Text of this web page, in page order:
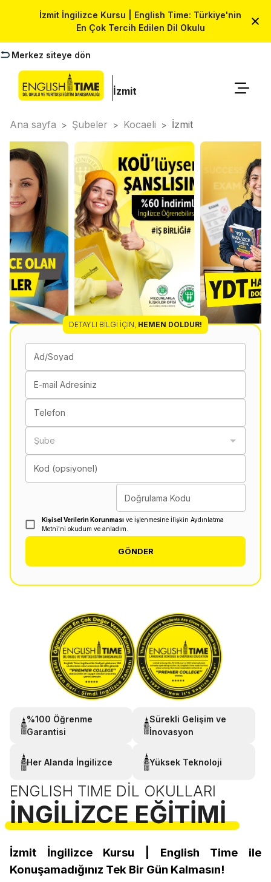
İzmit İngilizce Kursu | English Time: Türkiye'nin
En Çok Tercih Edilen Dil Okulu
Merkez siteye dön
İzmit
Ana sayfa > Şubeler > Kocaeli > İzmit
DETAYLI BILGI İÇIN, HEMEN DOLDUR!
Ad/Soyad
E-mail Adresiniz
Telefon
Şube
Kod (opsiyonel)
Doğrulama Kodu
Kişisel Verilerin Korunması ve İşlenmesine İlişkin Aydınlatma
Metni'ni okudum ve anladım.
GÖNDER
%100 Öğrenme
Garantisi
Sürekli Gelişim ve
İnovasyon
Her Alanda İngilizce Yüksek Teknoloji
ENGLISH TIME DIL OKULLARI
İNGILIZCE EĞITIMI
İzmit İngilizce Kursu | English Time ile
Konuşamadığınız Tek Bir Gün Kalmasın!